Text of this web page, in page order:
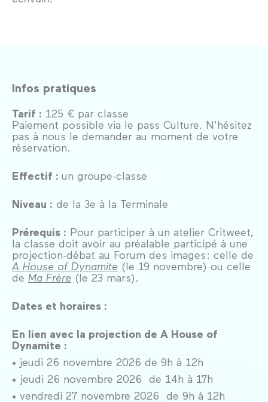
Infos pratiques
Tarif : 125 € par classe
Paiement possible via le pass Culture. N'hésitez
pas à nous le demander au moment de votre
réservation.
Effectif : un groupe-classe
Niveau : de la 3e à la Terminale
Prérequis : Pour participer à un atelier Critweet,
la classe doit avoir au préalable participé à une
projection-débat au Forum des images : celle de
A House of Dynamite (le 19 novembre) ou celle
de Ma Frère (le 23 mars).
Dates et horaires :
En lien avec la projection de A House of
Dynamite :
• jeudi 26 novembre 2026 de 9h à 12h
• jeudi 26 novembre 2026 de 14h à 17h
• vendredi 27 novembre 2026 de 9h à 12h